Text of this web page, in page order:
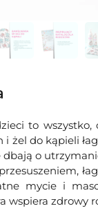
to
do kąpieli
dbają o
mycie i
wspiera zdrowy